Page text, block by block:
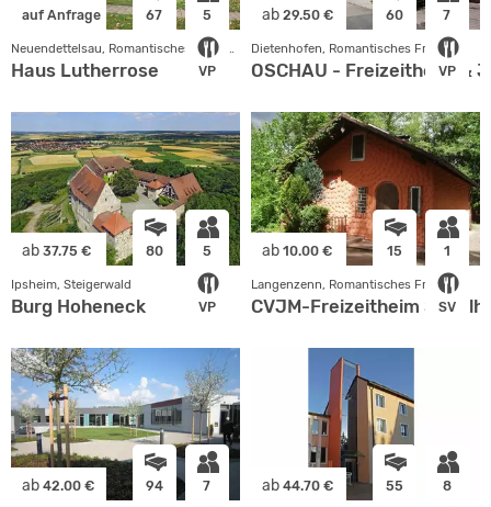
auf Anfrage 67 5
VP
Neuendettelsau, Romantisches Franken
Haus Lutherrose
ab 29.50 € 60 7
VP
Dietenhofen, Romantisches Franken
OSCHAU - Freizeitheim &
ab 37.75 € 80 5
VP
Ipsheim, Steigerwald
Burg Hoheneck
ab 10.00 € 15 1
SV
Langenzenn, Romantisches Franken
CVJM-Freizeitheim
ab 42.00 € 94 7 ab 44.70 € 55 8